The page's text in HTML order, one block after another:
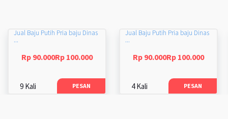
Jual Baju Putih Pria baju Dinas
...
Rp 90.000Rp 100.000
9 Kali PESAN
Jual Baju Putih Pria baju Dinas
...
Rp 90.000Rp 100.000
4 Kali PESAN